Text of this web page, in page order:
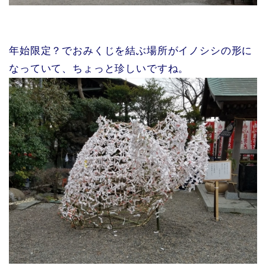
年始限定？でおみくじを結ぶ場所がイノシシの形に
なっていて、ちょっと珍しいですね。